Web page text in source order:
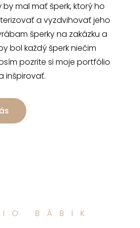
by mal mať šperk, ktorý ho
a vyzdvihovať jeho
šperky na zakázku a
bol každý šperk niečim
pozrite si moje portfólio
inšpirovať.
BÁBIK